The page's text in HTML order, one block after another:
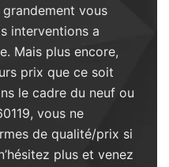
vous
interventions a
Mais plus encore,
prix que ce soit
le cadre du neuf ou
vous ne
de qualité/prix si
plus et venez